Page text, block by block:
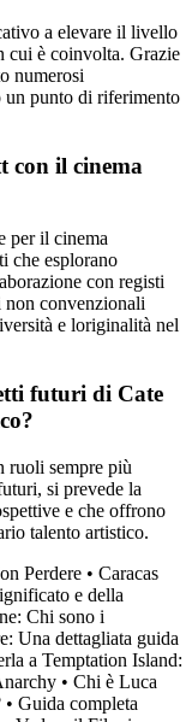
a elevare il livello
cui è coinvolta. Grazie
numerosi
un punto di riferimento
con il cinema
per il cinema
che esplorano
con registi
non convenzionali
e loriginalità nel
futuri di Cate
ruoli sempre più
si prevede la
e che offrono
talento artistico.
Perdere • Caracas
e della
Chi sono i
Una dettagliata guida
a Temptation Island:
• Chi è Luca
• Guida completa